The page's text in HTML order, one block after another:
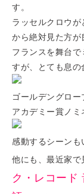
す。
ラッセルクロウ
から絶対見た方が
フランスを舞台
すが、とても息の
ゴールデングロー
アカデミー賞ノミ
感動するシーンも
他にも、最近家で
ク・レコード